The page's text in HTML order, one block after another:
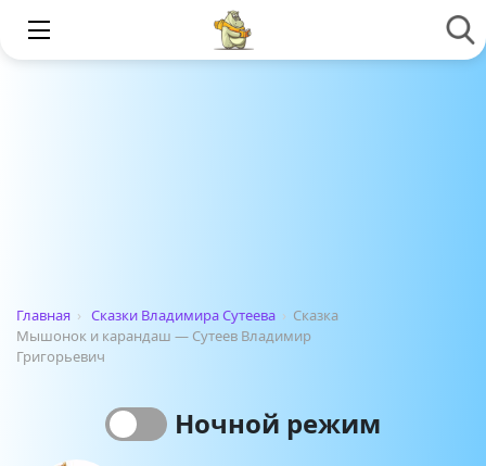
Главная › Сказки Владимира Сутеева › Сказка
Мышонок и карандаш — Сутеев Владимир
Григорьевич
Ночной режим